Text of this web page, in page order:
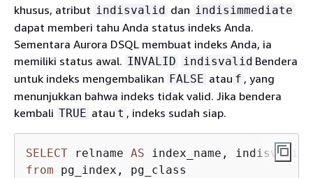
khusus, atribut indisvalid dan indisimmediate
dapat memberi tahu Anda status indeks Anda.
Sementara Aurora DSQL membuat indeks Anda, ia
memiliki status awal. INVALID indisvalid Bendera
untuk indeks mengembalikan FALSE atau f , yang
menunjukkan bahwa indeks tidak valid. Jika bendera
kembali TRUE atau t , indeks sudah siap.
SELECT relname AS index_name, indisvalid
from